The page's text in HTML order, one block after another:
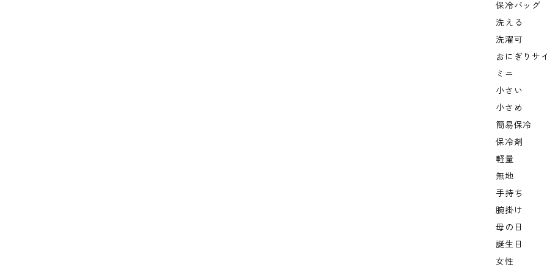
保冷バッグ
洗える
洗濯可
おにぎりサ
ミニ
小さい
小さめ
簡易保冷
保冷剤
軽量
無地
手持ち
腕掛け
母の日
誕生日
女性